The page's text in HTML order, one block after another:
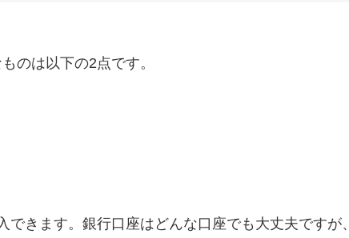
のは以下の2点です。
できます。銀行口座はどんな口座でも大丈夫ですが、